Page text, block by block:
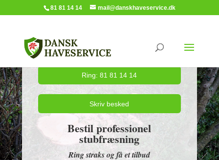
81 81 14 14 mail@danskhaveservice.dk
Ring: 81 81 14 14
Skriv besked
Bestil professionel
stubfræsning
Ring straks og få et tilbud